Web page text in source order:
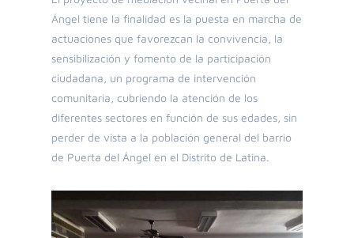
Ángel tiene la finalidad es la puesta en marcha de
actuaciones que favorezcan la convivencia, la
sensibilización y fomento de la participación
ciudadana, un programa de intervención
comunitaria, cubriendo la atención de los
diferentes sectores en función de sus edades, sin
perder de vista a la población general del barrio
de Puerta del Ángel en el Distrito de Latina.